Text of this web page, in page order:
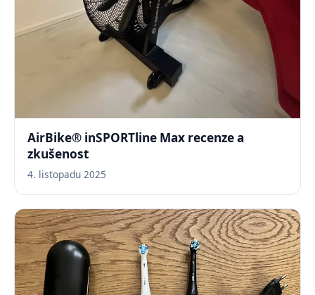
AirBike® inSPORTline Max recenze a
zkušenost
4. listopadu 2025